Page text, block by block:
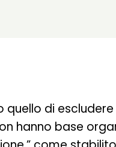
di
hanno base